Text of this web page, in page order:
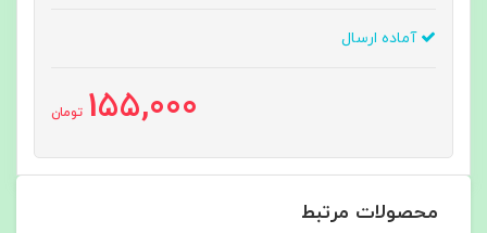
آماده ارسال
155,000 تومان
محصولات مرتبط